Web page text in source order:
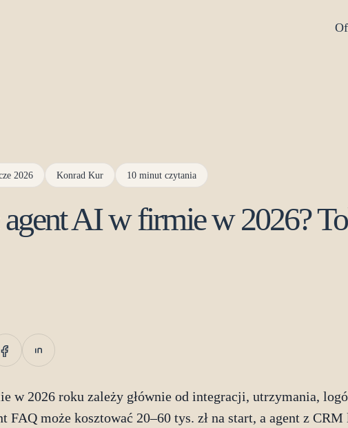
2026 Konrad Kur 10 minut czytania
AI w firmie w 2026?
w 2026 roku zależy głównie od integracji, utrzymania,
FAQ może kosztować 20–60 tys. zł na start, a agent z